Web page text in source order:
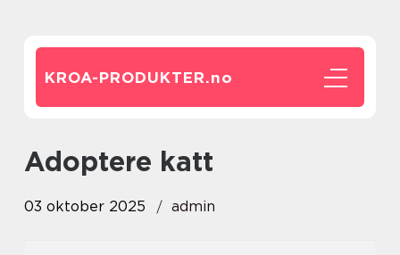
KROA-PRODUKTER.no
Adoptere katt
03 oktober 2025 admin